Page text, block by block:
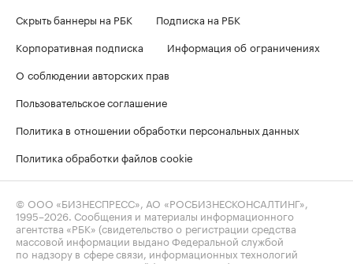
Скрыть баннеры на РБК
Подписка на РБК
Корпоративная подписка
Информация об ограничениях
О соблюдении авторских прав
Пользовательское соглашение
Политика в отношении обработки персональных данных
Политика обработки файлов cookie
© ООО «БИЗНЕСПРЕСС», АО «РОСБИЗНЕСКОНСАЛТИНГ»,
1995–2026. Сообщения и материалы информационного
агентства «РБК» (свидетельство о регистрации средства
массовой информации выдано Федеральной службой
по надзору в сфере связи, информационных технологий